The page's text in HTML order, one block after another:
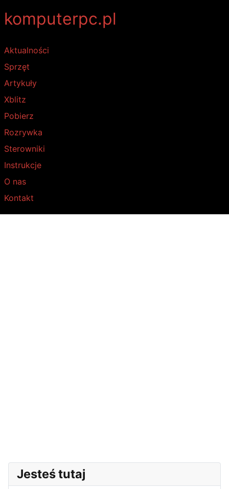
komputerpc.pl
Aktualności
Sprzęt
Artykuły
Xblitz
Pobierz
Rozrywka
Sterowniki
Instrukcje
O nas
Kontakt
Jesteś tutaj